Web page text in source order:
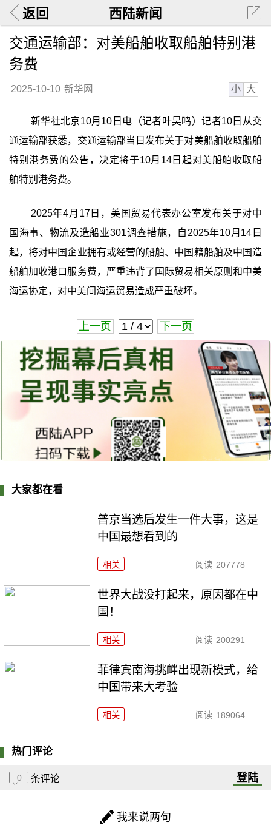
返回 西陆新闻
交通运输部：对美船舶收取船舶特别港
务费
2025-10-10 新华网 小 大
新华社北京10月10日电（记者叶昊鸣）记者10日从交
通运输部获悉，交通运输部当日发布关于对美船舶收取船舶
特别港务费的公告，决定将于10月14日起对美船舶收取船
舶特别港务费。
2025年4月17日，美国贸易代表办公室发布关于对中
国海事、物流及造船业301调查措施，自2025年10月14日
起，将对中国企业拥有或经营的船舶、中国籍船舶及中国造
船舶加收港口服务费，严重违背了国际贸易相关原则和中美
海运协定，对中美间海运贸易造成严重破坏。
上一页 下一页
大家都在看
普京当选后发生一件大事，这是
中国最想看到的
相关 阅读 207778
世界大战没打起来，原因都在中
国！
相关 阅读 200291
菲律宾南海挑衅出现新模式，给
中国带来大考验
相关 阅读 189064
热门评论
0 条评论 登陆
我来说两句